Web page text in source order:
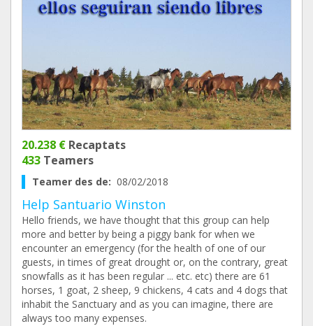
20.238 € Recaptats
433 Teamers
Teamer des de: 08/02/2018
Help Santuario Winston
Hello friends, we have thought that this group can help
more and better by being a piggy bank for when we
encounter an emergency (for the health of one of our
guests, in times of great drought or, on the contrary, great
snowfalls as it has been regular ... etc. etc) there are 61
horses, 1 goat, 2 sheep, 9 chickens, 4 cats and 4 dogs that
inhabit the Sanctuary and as you can imagine, there are
always too many expenses.